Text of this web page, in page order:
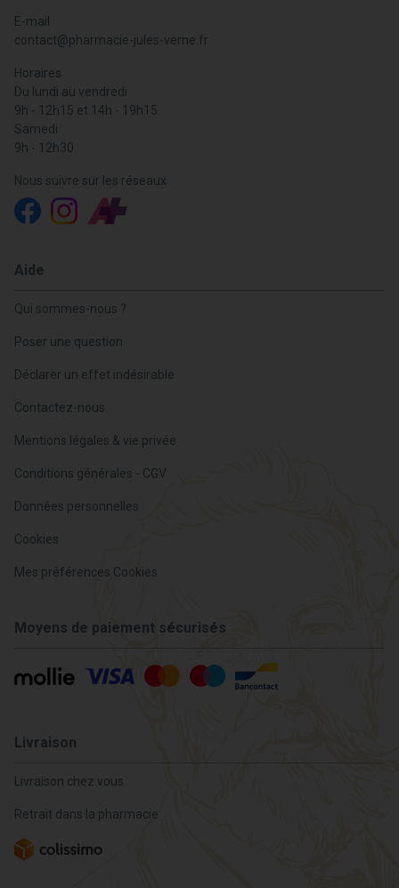
E-mail
contact@pharmacie-jules-verne.fr
Horaires
Du lundi au vendredi
9h - 12h15 et 14h - 19h15
Samedi
9h - 12h30
Nous suivre sur les réseaux
Aide
Qui sommes-nous ?
Poser une question
Déclarer un effet indésirable
Contactez-nous
Mentions légales & vie privée
Conditions générales - CGV
Données personnelles
Cookies
Mes préférences Cookies
Moyens de paiement sécurisés
Livraison
Livraison chez vous
Retrait dans la pharmacie